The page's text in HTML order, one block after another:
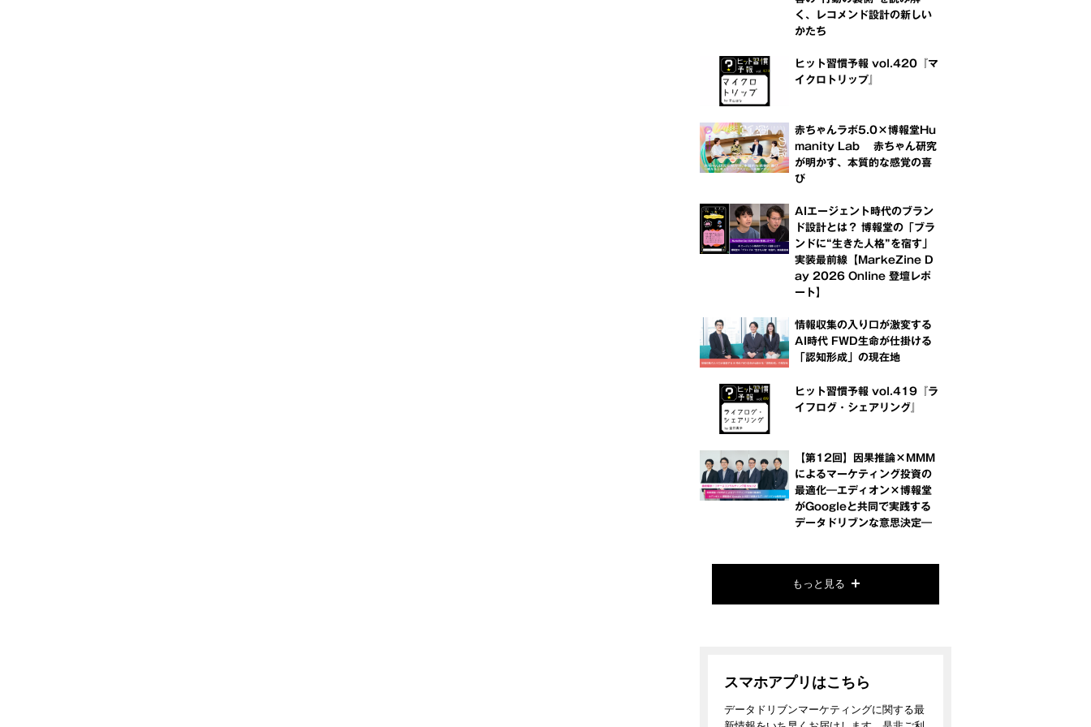
く、レコメンド設計の新しい
かたち
ヒット習慣予報 vol.420『マ
イクロトリップ』
赤ちゃんラボ5.0×博報堂Hu
manity Lab 赤ちゃん研究
が明かす、本質的な感覚の喜
び
AIエージェント時代のブラン
ド設計とは？ 博報堂の「ブラ
ンドに“生きた人格”を宿す」
実装最前線【MarkeZine D
ay 2026 Online 登壇レポ
ート】
情報収集の入り口が激変する
AI時代 FWD生命が仕掛ける
「認知形成」の現在地
ヒット習慣予報 vol.419『ラ
イフログ・シェアリング』
【第12回】因果推論×MMM
によるマーケティング投資の
最適化―エディオン×博報堂
がGoogleと共同で実践する
データドリブンな意思決定―
もっと見る
スマホアプリはこちら
データドリブンマーケティングに関する最